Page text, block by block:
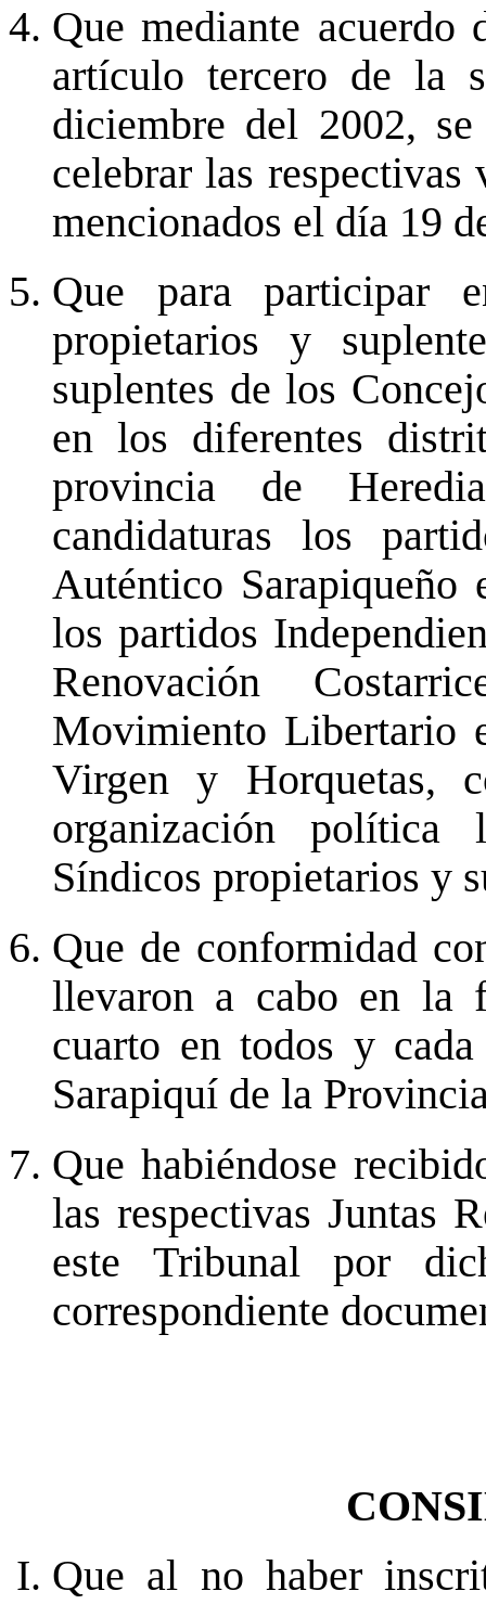
Que mediante acuerdo
artículo tercero de la
diciembre del 2002,
celebrar las respectivas
mencionados el día 19
Que para participar
propietarios y
suplentes de los
en los diferentes
provincia de
candidaturas los
Auténtico
los partidos
Renovación
Movimiento Libertario
Virgen y Horquetas,
organización política
Síndicos propietarios y
Que de conformidad
llevaron a cabo en la
cuarto en todos y
Sarapiquí de la
Que habiéndose
las respectivas Juntas
este Tribunal por
correspondiente
Que al no haber